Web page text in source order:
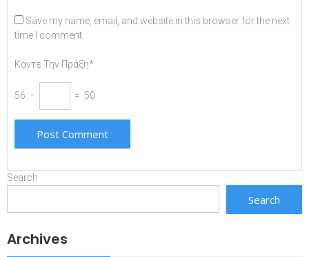
Save my name, email, and website in this browser for the next
time I comment.
Κάντε Την Πράξη*
56 − = 50
Search
Search
Archives